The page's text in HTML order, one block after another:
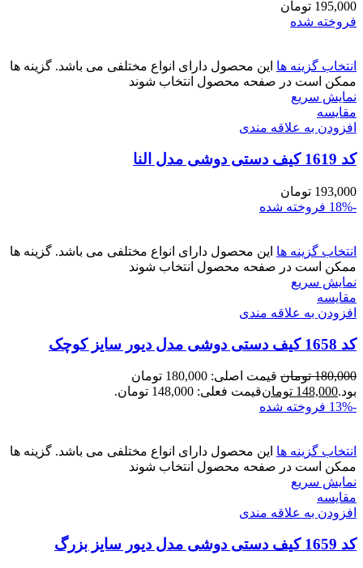
195,000 تومان
فروخته شده
انتخاب گزینه ها این محصول دارای انواع مختلفی می باشد. گزینه ها
ممکن است در صفحه محصول انتخاب شوند
نمایش سریع
مقايسه
افزودن به علاقه مندی
کد 1619 کیف دستی دوشی مدل النا
193,000 تومان
-18%
فروخته شده
انتخاب گزینه ها این محصول دارای انواع مختلفی می باشد. گزینه ها
ممکن است در صفحه محصول انتخاب شوند
نمایش سریع
مقايسه
افزودن به علاقه مندی
کد 1658 کیف دستی دوشی مدل دیور سایز کوچک
180,000 تومان
قیمت اصلی: 180,000 تومان
بود.148,000 تومانقیمت فعلی: 148,000 تومان.
-13%
فروخته شده
انتخاب گزینه ها این محصول دارای انواع مختلفی می باشد. گزینه ها
ممکن است در صفحه محصول انتخاب شوند
نمایش سریع
مقايسه
افزودن به علاقه مندی
کد 1659 کیف دستی دوشی مدل دیور سایز بزرگ